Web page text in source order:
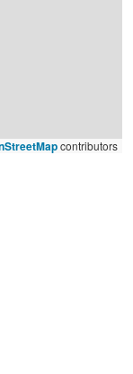
contributors